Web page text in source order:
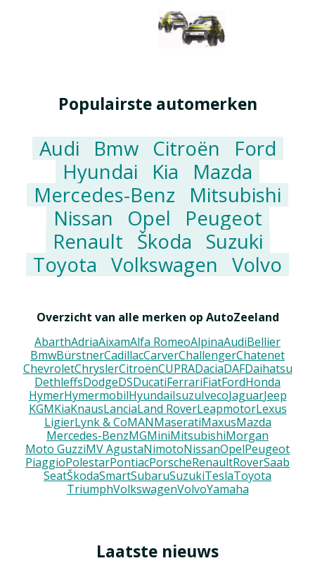
Populairste automerken
Audi Bmw Citroën
Ford
Hyundai
Kia
Mazda
Mercedes-Benz
Mitsubishi
Nissan
Opel
Peugeot
Renault Škoda
Suzuki
Toyota Volkswagen Volvo
Overzicht van alle merken op AutoZeeland
AbarthAdriaAixamAlfa RomeoAlpinaAudiBellier
BmwBürstnerCadillacCarverChallengerChatenet
ChevroletChryslerCitroënCUPRADaciaDAFDaihatsu
DethleffsDodgeDSDucatiFerrariFiatFordHonda
HymerHymermobilHyundaiIsuzuIvecoJaguarJeep
KGMKiaKnausLanciaLand RoverLeapmotorLexus
LigierLynk & CoMANMaseratiMaxusMazda
Mercedes-BenzMGMiniMitsubishiMorgan
Moto GuzziMV AgustaNimotoNissanOpelPeugeot
PiaggioPolestarPontiacPorscheRenaultRoverSaab
SeatŠkodaSmartSubaruSuzukiTeslaToyota
TriumphVolkswagenVolvoYamaha
Laatste nieuws